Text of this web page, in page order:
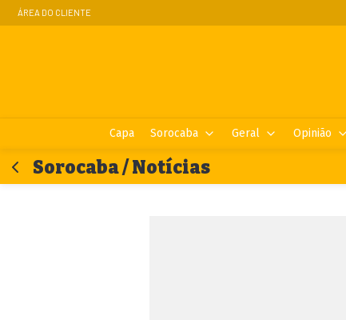
ÁREA DO CLIENTE
Capa Sorocaba Geral Opinião
Sorocaba / Notícias